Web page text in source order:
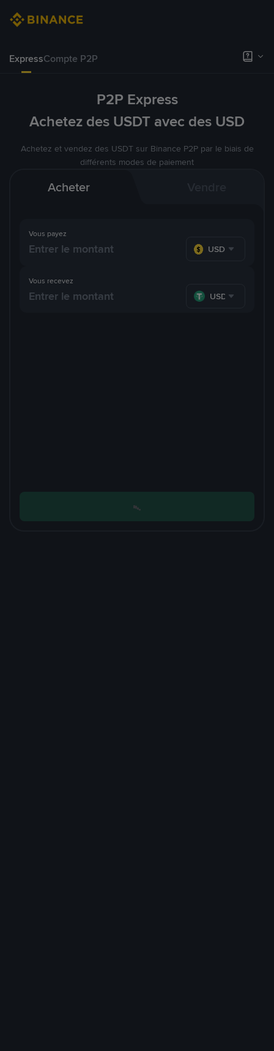
ExpressCompte P2P
P2P Express
Achetez des USDT avec des USD
Achetez et vendez des USDT sur Binance P2P par le biais de
différents modes de paiement
Acheter
Vous payez
USD
Vous recevez
USDT